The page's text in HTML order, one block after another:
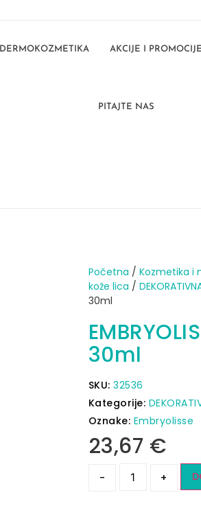
DERMOKOZMETIKA AKCIJE I PROMOCIJE
PITAJTE NAS
Početna / Kozmetika i
kože lica /
30ml
30ml
SKU: 32536
Kategorije:
Oznake: Embryolisse
23,67 €
- +